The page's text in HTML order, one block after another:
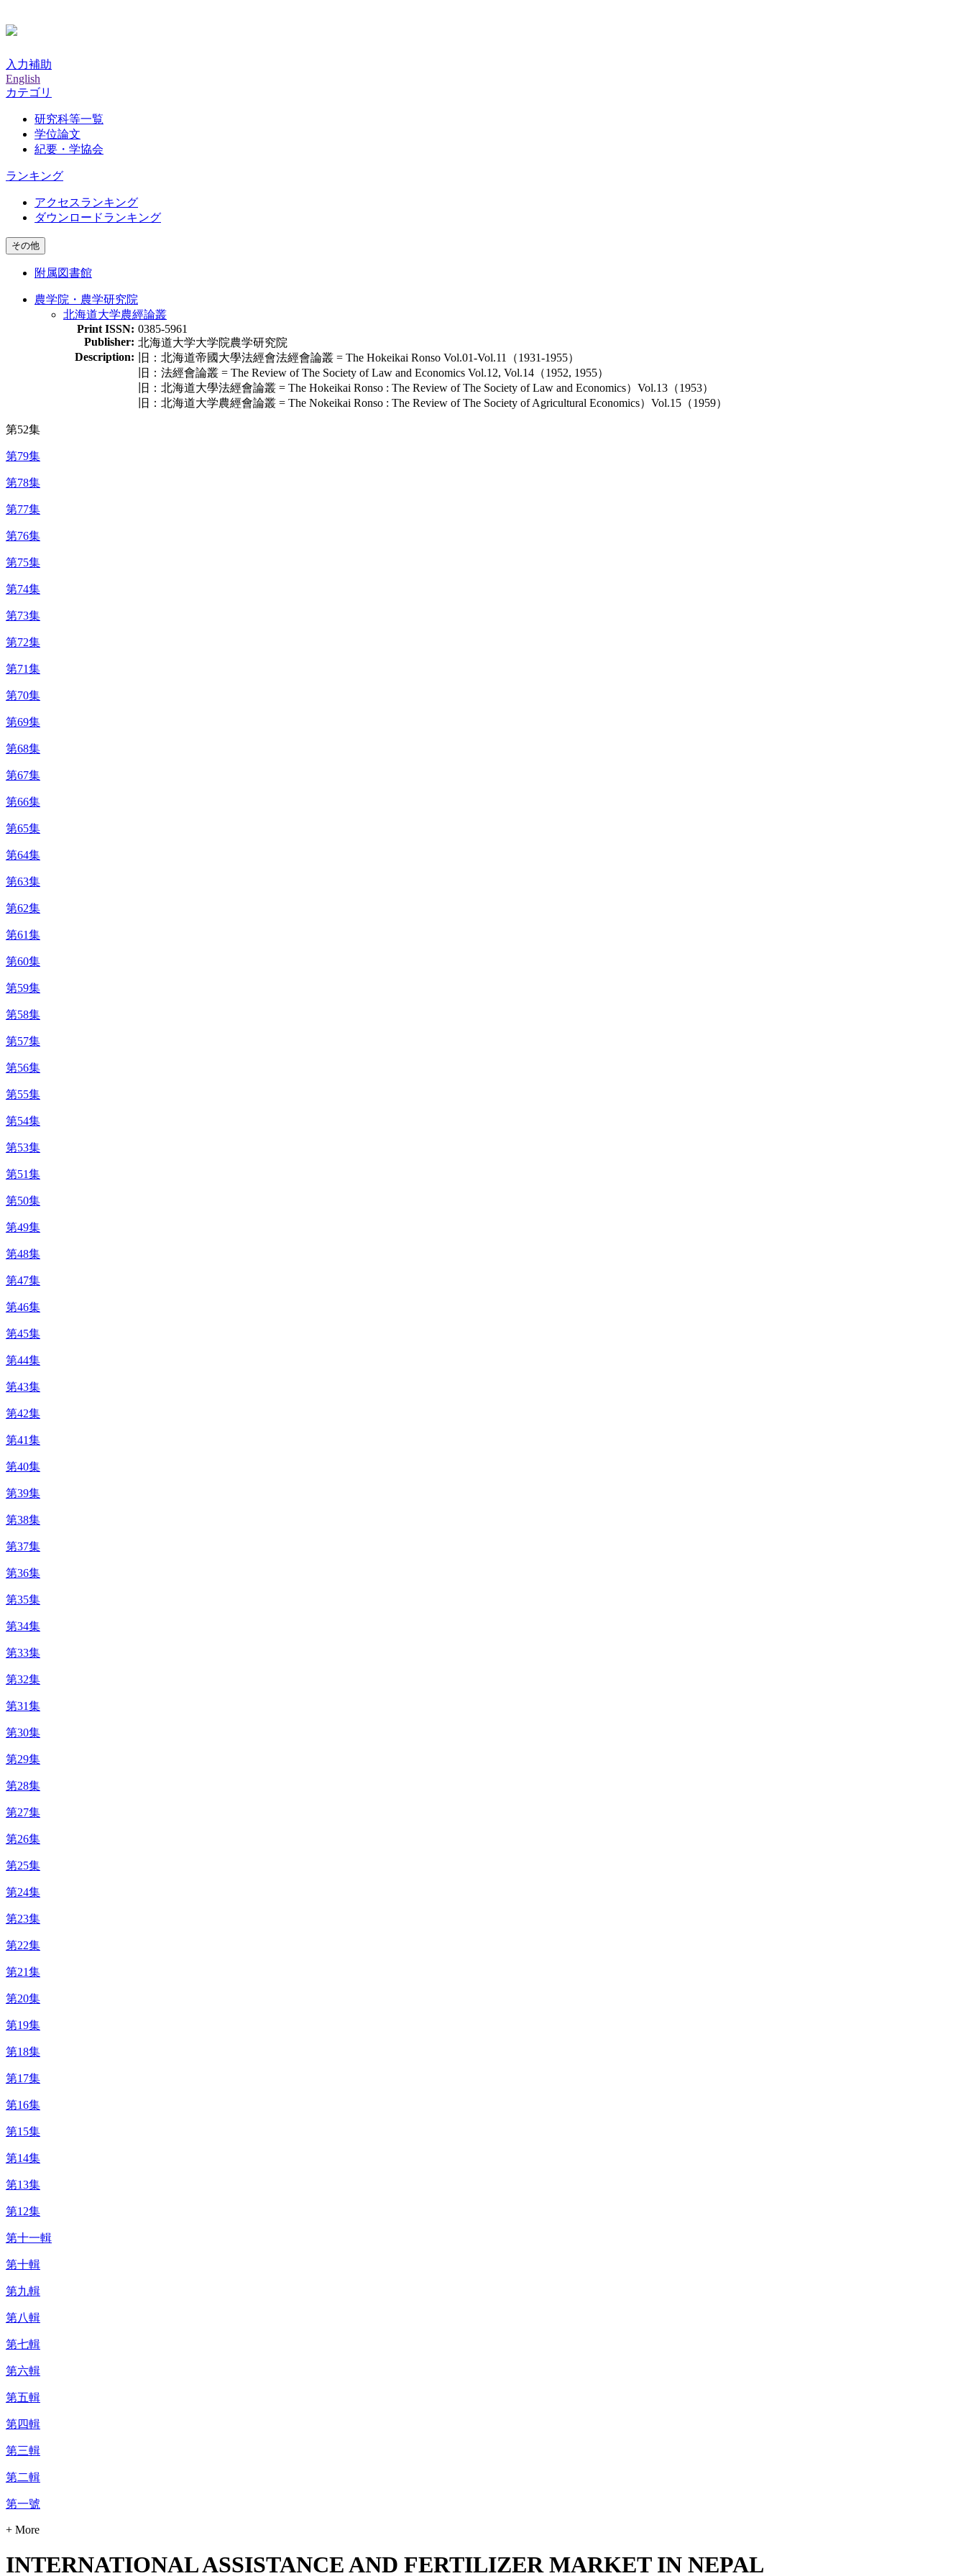
入力補助
English
カテゴリ
研究科等一覧
学位論文
紀要・学協会
ランキング
アクセスランキング
ダウンロードランキング
その他
附属図書館
農学院・農学研究院
北海道大学農經論叢
Print ISSN: 0385-5961
Publisher: 北海道大学大学院農学研究院
Description:
旧：北海道帝國大學法經會法經會論叢 = The Hokeikai Ronso Vol.01-Vol.11（1931-1955）
旧：法經會論叢 = The Review of The Society of Law and Economics Vol.12, Vol.14（1952, 1955）
旧：北海道大學法經會論叢 = The Hokeikai Ronso : The Review of The Society of Law and Economics）Vol.13（1953）
旧：北海道大学農經會論叢 = The Nokeikai Ronso : The Review of The Society of Agricultural Economics）Vol.15（1959）
第52集
第79集
第78集
第77集
第76集
第75集
第74集
第73集
第72集
第71集
第70集
第69集
第68集
第67集
第66集
第65集
第64集
第63集
第62集
第61集
第60集
第59集
第58集
第57集
第56集
第55集
第54集
第53集
第51集
第50集
第49集
第48集
第47集
第46集
第45集
第44集
第43集
第42集
第41集
第40集
第39集
第38集
第37集
第36集
第35集
第34集
第33集
第32集
第31集
第30集
第29集
第28集
第27集
第26集
第25集
第24集
第23集
第22集
第21集
第20集
第19集
第18集
第17集
第16集
第15集
第14集
第13集
第12集
第十一輯
第十輯
第九輯
第八輯
第七輯
第六輯
第五輯
第四輯
第三輯
第二輯
第一號
+ More
INTERNATIONAL ASSISTANCE AND FERTILIZER MARKET IN NEPAL